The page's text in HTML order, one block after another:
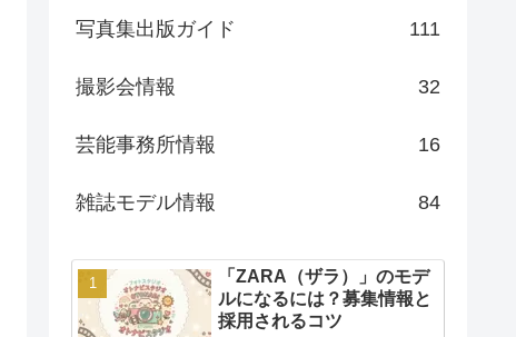
写真集出版ガイド 111
撮影会情報 32
芸能事務所情報 16
雑誌モデル情報 84
「ZARA（ザラ）」のモデ
ルになるには？募集情報と
採用されるコツ